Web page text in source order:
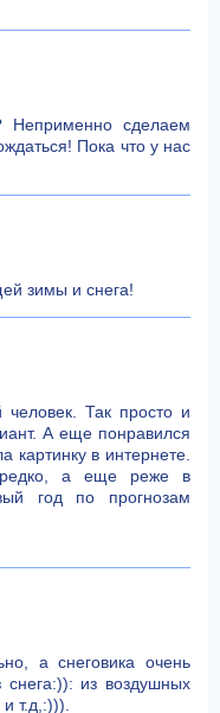
Неприменно сделаем
Пока что у нас
зимы и снега!
человек. Так просто и
А еще понравился
картинку в интернете.
редко, а еще реже в
год по прогнозам
а снеговика очень
снега:)): из воздушных
т.д,:))).